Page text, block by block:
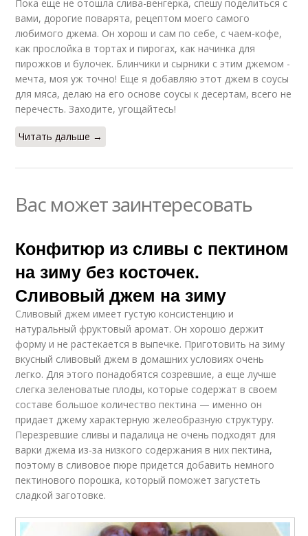
Пока еще не отошла слива-венгерка, спешу поделиться с
вами, дорогие поварята, рецептом моего самого
любимого джема. Он хорош и сам по себе, с чаем-кофе,
как прослойка в тортах и пирогах, как начинка для
пирожков и булочек. Блинчики и сырники с этим джемом -
мечта, моя уж точно! Еще я добавляю этот джем в соусы
для мяса, делаю на его основе соусы к десертам, всего не
перечесть. Заходите, угощайтесь!
Читать дальше →
Вас может заинтересовать
Конфитюр из сливы с пектином
на зиму без косточек.
Сливовый джем на зиму
Сливовый джем имеет густую консистенцию и
натуральный фруктовый аромат. Он хорошо держит
форму и не растекается в выпечке. Приготовить на зиму
вкусный сливовый джем в домашних условиях очень
легко. Для этого понадобятся созревшие, а еще лучше
слегка зеленоватые плоды, которые содержат в своем
составе большое количество пектина — именно он
придает джему характерную желеобразную структуру.
Перезревшие сливы и падалица не очень подходят для
варки джема из-за низкого содержания в них пектина,
поэтому в сливовое пюре придется добавить немного
пектинового порошка, который поможет загустеть
сладкой заготовке.